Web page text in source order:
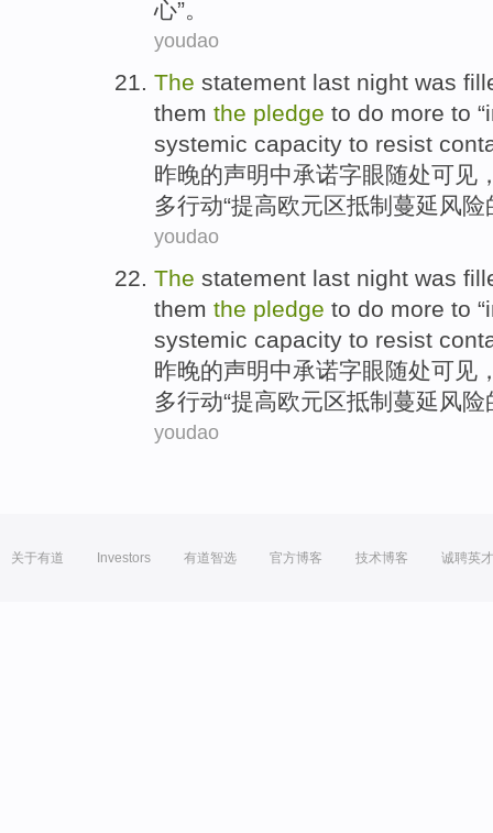
心”。
youdao
The statement last night was
them the pledge to do more to “
systemic capacity to resist
昨晚的声明中承诺字眼随处可见
多行动“提高欧元区抵制 蔓延 风险
youdao
The statement last night was
them the pledge to do more to “
systemic capacity to resist
昨晚的声明中承诺字眼随处可见
多行动“提高欧元区抵制 蔓延 风险
youdao
关于有道 Investors 有道智选 官方博客 技术博客 诚聘英才